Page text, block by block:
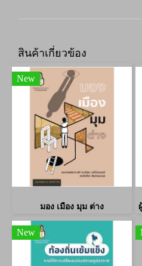
สินค้าเกี่ยวข้อง
New
มอง เมือง มุม ต่าง
New